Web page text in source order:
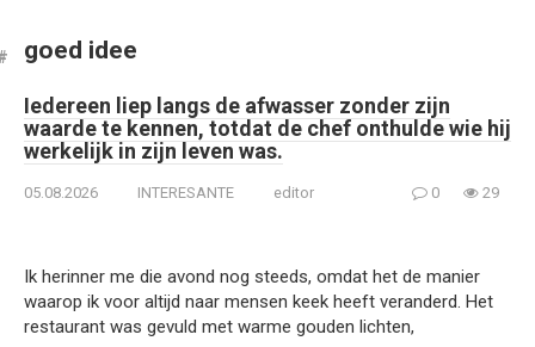
goed idee
Iedereen liep langs de afwasser zonder zijn
waarde te kennen, totdat de chef onthulde wie hij
werkelijk in zijn leven was.
05.08.2026 INTERESANTE editor 0 29
Ik herinner me die avond nog steeds, omdat het de manier
waarop ik voor altijd naar mensen keek heeft veranderd. Het
restaurant was gevuld met warme gouden lichten,